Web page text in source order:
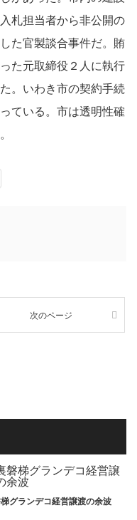
札担当者から非公開の
た官製談合事件だ。賄
た元取締役２人に執行
。いわき市の契約手続
ている。市は透明性確
次のページ
グランデコ経営譲渡の余波